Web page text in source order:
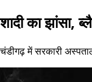
शादी का झांसा,
चंडीगढ़ में सरकारी